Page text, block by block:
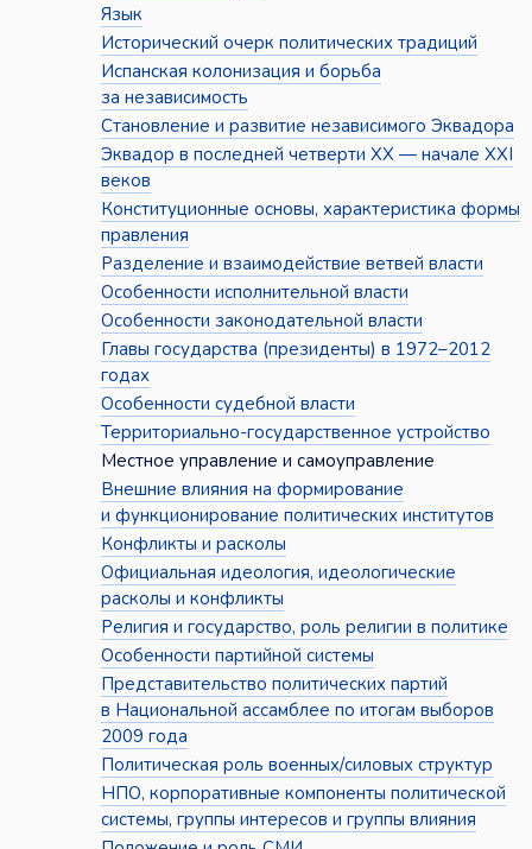
Язык
Исторический очерк политических традиций
Испанская колонизация и борьба
за независимость
Становление и развитие независимого Эквадора
Эквадор в последней четверти XX — начале XXI
веков
Конституционные основы, характеристика формы
правления
Разделение и взаимодействие ветвей власти
Особенности исполнительной власти
Особенности законодательной власти
Главы государства (президенты) в 1972–2012
годах
Особенности судебной власти
Территориально-государственное устройство
Местное управление и самоуправление
Внешние влияния на формирование
и функционирование политических институтов
Конфликты и расколы
Официальная идеология, идеологические
расколы и конфликты
Религия и государство, роль религии в политике
Особенности партийной системы
Представительство политических партий
в Национальной ассамблее по итогам выборов
2009 года
Политическая роль военных/силовых структур
НПО, корпоративные компоненты политической
системы, группы интересов и группы влияния